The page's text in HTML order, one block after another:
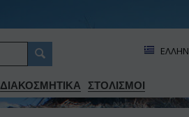
ΔΙΑΚΟΣΜΗΤΙΚA ΣΤΟΛΙΣΜΟΙ